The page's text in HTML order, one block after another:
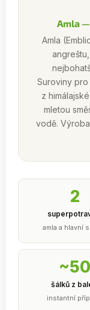
Amla
Amla
Suroviny
z
mletou
vodě.
2
amla a hlavní
~50
šálků z
instantní